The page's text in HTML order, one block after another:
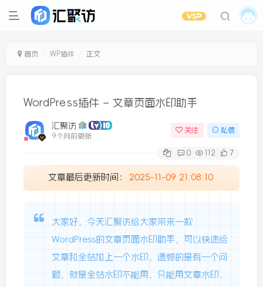
首页 WP插件 正文
WordPress插件 – 文章页面水印助手
汇聚访
9个月前更新
关注 私信
0 112 7
文章最后更新时间： 2025-11-09 21:08:10
大家好，今天汇聚访给大家带来一款
WordPress的文章页面水印助手，可以快速给
文章和全站加上一个水印，遗憾的是有一个问
题，就是全站水印不能用，只能用文章水印，